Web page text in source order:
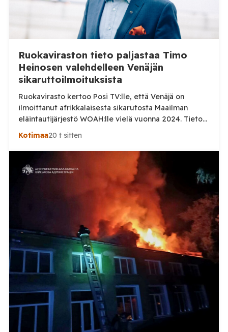
Ruokaviraston tieto paljastaa Timo
Heinosen valehdelleen Venäjän
sikaruttoilmoituksista
Ruokavirasto kertoo Posi TV:lle, että Venäjä on
ilmoittanut afrikkalaisesta sikarutosta Maailman
eläintautijärjestö WOAH:lle vielä vuonna 2024. Tieto
haastaa kokoomuksen kansanedustaja Timo Heinosen
sikaruttoilmoituksista. Suomi on puolestaan
ilmoittanut tuoreesta Virolahden tapauksesta sekä
WOAH:n kautta että suoraan Venäjän
eläinlääkintäviranomaisille. Ruokavirasto kertoi Posi
TV:lle tarkempia tietoja Suomen ensimmäisestä
afrikkalaisen sikaruton tapauksesta sekä
eläintautitietojen vaihdosta […]
Kotimaa20 t sitten